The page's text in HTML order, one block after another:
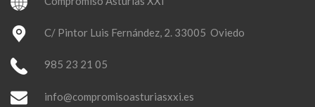
C/ Pintor Luis Fernández, 2. 33005 Oviedo
985 23 21 05
info@compromisoasturiasxxi.es